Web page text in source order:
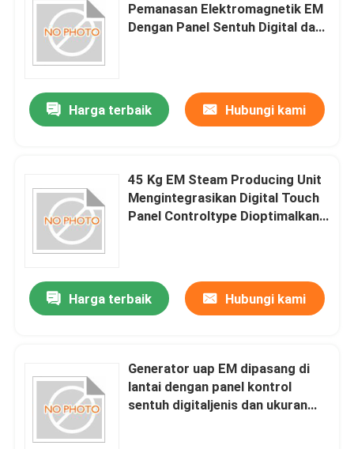
Pemanasan Elektromagnetik EM
Dengan Panel Sentuh Digital dan
Harga terbaik Hubungi kami
45 Kg EM Steam Producing Unit
Mengintegrasikan Digital Touch
Panel Controltype Dioptimalkan
Harga terbaik Hubungi kami
Generator uap EM dipasang di
lantai dengan panel kontrol
sentuh digitaljenis dan ukuran